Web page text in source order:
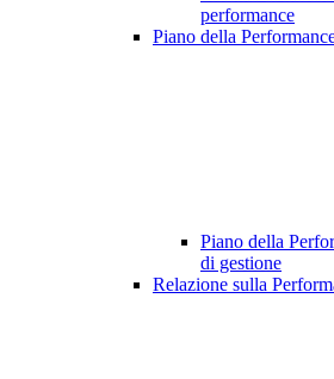
performance
Piano della
Piano della
di gestione
Relazione sulla